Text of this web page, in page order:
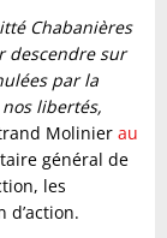
Chabanières
descendre sur
par la
libertés,
Molinier au
général de
les